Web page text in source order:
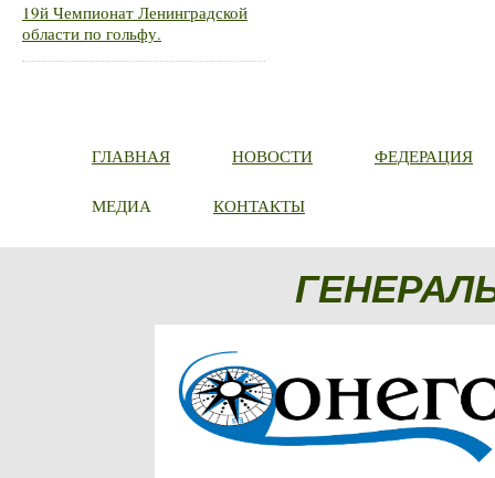
19й Чемпионат Ленинградской
области по гольфу.
ГЛАВНАЯ НОВОСТИ ФЕДЕРАЦИЯ
МЕДИА КОНТАКТЫ